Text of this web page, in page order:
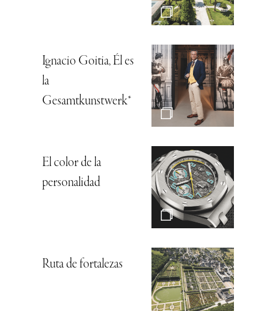
Ignacio Goitia, Él es
la
Gesamtkunstwerk*
El color de la
personalidad
Ruta de fortalezas